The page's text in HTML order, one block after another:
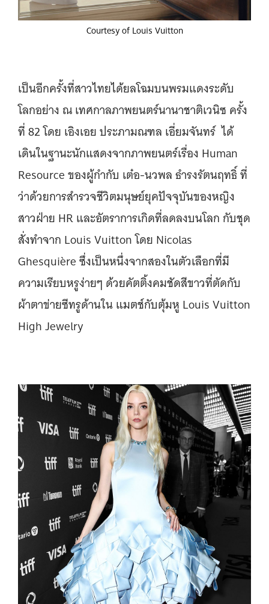
Courtesy of Louis Vuitton
เป็นอีกครั้งที่สาวไทยได้ยลโฉมบนพรมแดงระดับ
โลกอย่าง ณ เทศกาลภาพยนตร์นานาชาติเวนิซ ครั้ง
ที่ 82 โดย เอิงเอย ประภามณฑล เอี่ยมจันทร์ ได้
เดินในฐานะนักแสดงจากภาพยนตร์เรื่อง Human
Resource ของผู้กำกับ เต๋อ-นวพล ธำรงรัตนฤทธิ์ ที่
ว่าด้วยการสำรวจชีวิตมนุษย์ยุคปัจจุบันของหญิง
สาวฝ่าย HR และอัตราการเกิดที่ลดลงบนโลก กับชุด
สั่งทำจาก Louis Vuitton โดย Nicolas
Ghesquière ซึ่งเป็นหนึ่งจากสองในตัวเลือกที่มี
ความเรียบหรูง่ายๆ ด้วยคัตติ้งคมชัดสีขาวที่ตัดกับ
ผ้าตาข่ายซีทรูด้านใน แมตช์กับตุ้มหู Louis Vuitton
High Jewelry